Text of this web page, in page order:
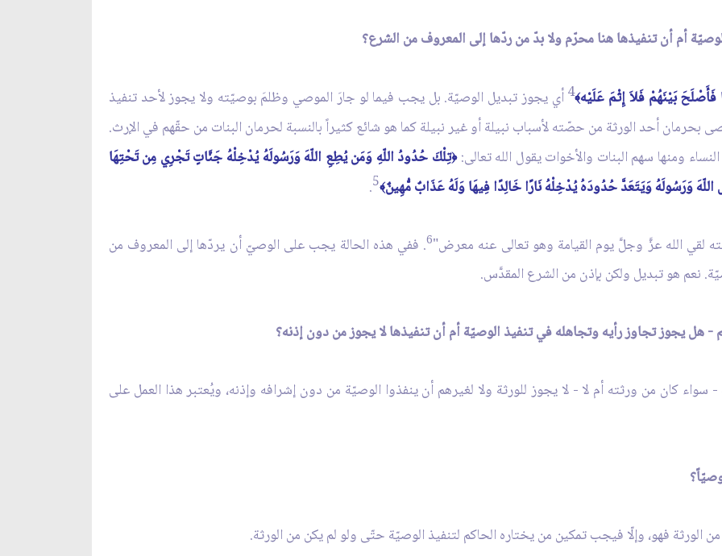
بَيْنَهُمْ فَلاَ إِثْمَ عَلَيْه﴾4أي يجوز تبديل الوصيّة. بل يجب فيما لو جارَ الموصي وظلمَ بوصيّته ولا يجوز لأحد تنفيذ
بحرمان أحد الورثة من حصّته لأسباب نبيلة أو غير نبيلة كما هو شائع كثيراً بالنسبة لحرمان البنات من حقّهم في الإرث.
ومنها سهم البنات والأخوات يقول الله تعالى:﴿تِلْكَ حُدُودُ اللّهِ وَمَن يُطِعِ اللّهَ وَرَسُولَهُ يُدْخِلْهُ جَنَّاتٍ تَجْرِي مِن تَحْتِهَا
وَرَسُولَهُ وَيَتَعَدَّ حُدُودَهُ يُدْخِلْهُ نَارًا خَالِدًا فِيهَا وَلَهُ عَذَابٌ مُّهِينٌ﴾5
.
لقي الله عزَّ وجلَّ يوم القيامة وهو تعالى عنه معرض"6. ففي هذه الحالة يجب على الوصيّ أن يردّها إلى المعروف من
نعم هو تبديل ولكن بإذن من الشرع المقدَّس.
كان من ورثته أم لا - لا يجوز للورثة ولا لغيرهم أن ينفذوا الوصيّة من دون إشرافه وإذنه، ويُعتبر هذا العمل على
الورثة فهو، وإلّا فيجب تمكين من يختاره الحاكم لتنفيذ الوصيّة حتّى ولو لم يكن من الورثة.